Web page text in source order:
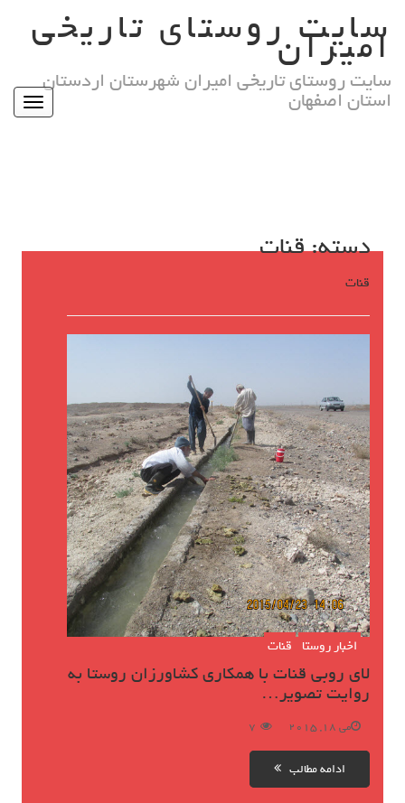
contentسایت روستای تاریخی
امیران
سایت روستای تاریخی امیران شهرستان اردستان
استان اصفهان Toggle
دسته:قنات
قنات
لای روبی قنات با همکاری کشاورزان روستا به
روایت تصویر…
اخبار روستا قنات
می 18, 2015 7
ادامه مطالب